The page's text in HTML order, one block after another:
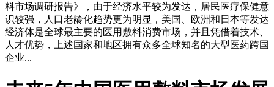
料市场调研报告》，由于经济水平较为发达，居民医疗保健意
识较强，人口老龄化趋势更为明显，美国、欧洲和日本等发达
经济体是全球最主要的医用敷料消费市场，并且凭借着技术、
人才优势，上述国家和地区拥有众多全球知名的大型医药跨国
企业...